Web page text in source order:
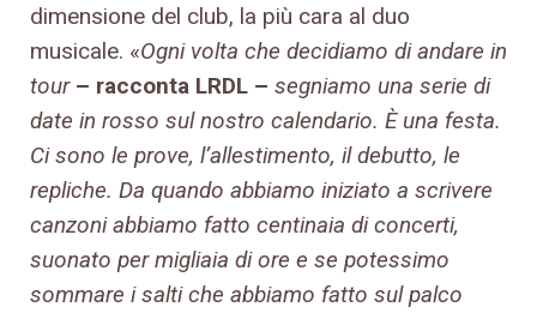
dimensione del club, la più cara al duo
musicale. «Ogni volta che decidiamo di andare in
tour – racconta LRDL – segniamo una serie di
date in rosso sul nostro calendario. È una festa.
Ci sono le prove, l’allestimento, il debutto, le
repliche. Da quando abbiamo iniziato a scrivere
canzoni abbiamo fatto centinaia di concerti,
suonato per migliaia di ore e se potessimo
sommare i salti che abbiamo fatto sul palco